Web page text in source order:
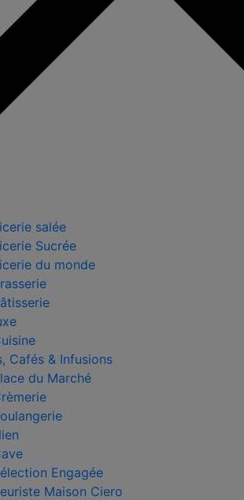
salée
Sucrée
du monde
Cafés & Infusions
du Marché
Engagée
Maison Ciero